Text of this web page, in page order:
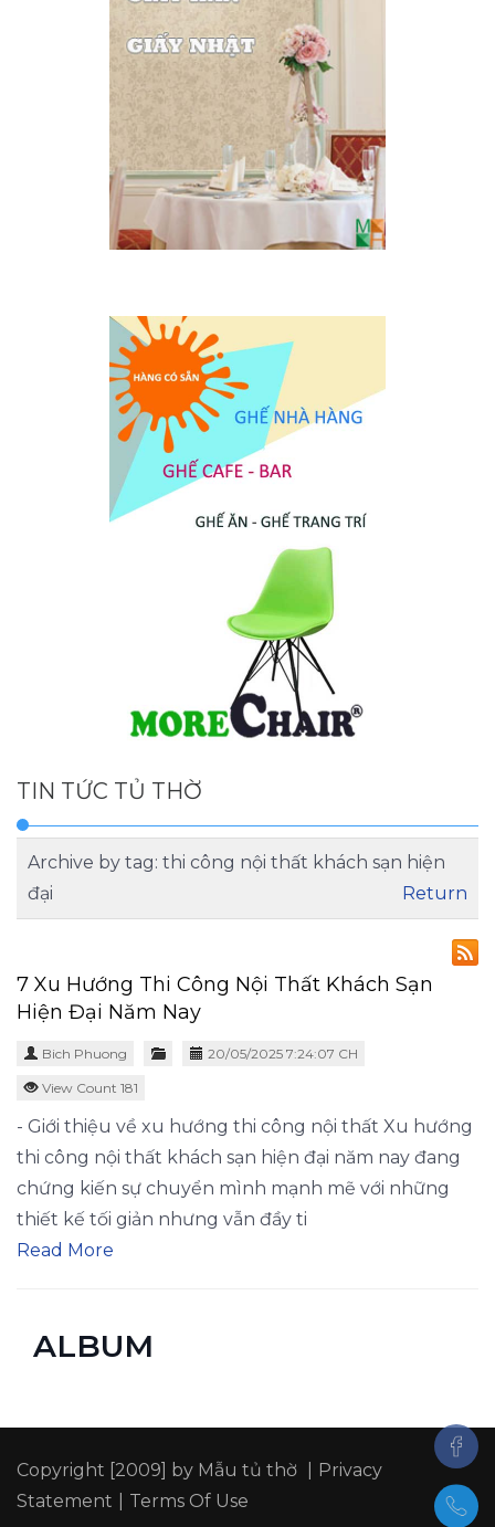
TIN TỨC TỦ THỜ
Archive by tag: thi công nội thất khách sạn hiện
đại
Return
7 Xu Hướng Thi Công Nội Thất Khách Sạn
Hiện Đại Năm Nay
Bich Phuong 20/05/2025 7:24:07 CH
View Count 181
- Giới thiệu về xu hướng thi công nội thất Xu hướng
thi công nội thất khách sạn hiện đại năm nay đang
chứng kiến sự chuyển mình mạnh mẽ với những
thiết kế tối giản nhưng vẫn đầy ti
Read More
ALBUM
Copyright [2009] by Mẫu tủ thờ
Privacy
Statement
Terms Of Use